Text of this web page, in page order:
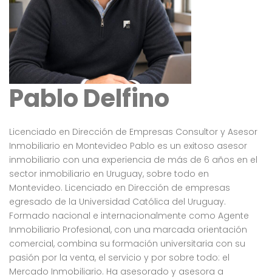
Pablo Delfino
Licenciado en Dirección de Empresas Consultor y Asesor
Inmobiliario en Montevideo Pablo es un exitoso asesor
inmobiliario con una experiencia de más de 6 años en el
sector inmobiliario en Uruguay, sobre todo en
Montevideo. Licenciado en Dirección de empresas
egresado de la Universidad Católica del Uruguay.
Formado nacional e internacionalmente como Agente
Inmobiliario Profesional, con una marcada orientación
comercial, combina su formación universitaria con su
pasión por la venta, el servicio y por sobre todo: el
Mercado Inmobiliario. Ha asesorado y asesora a